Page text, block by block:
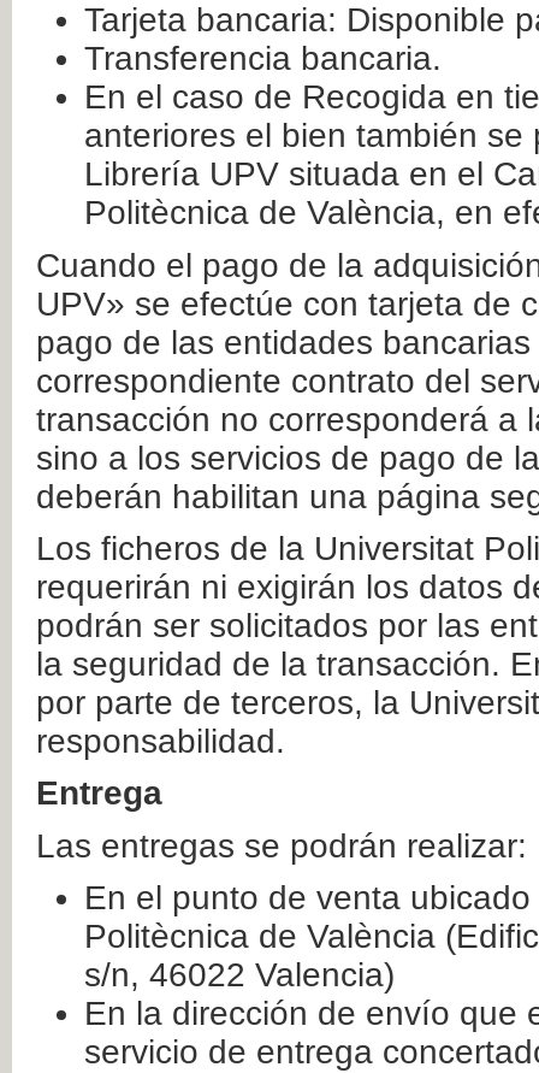
Tarjeta bancaria: Disponible
Transferencia bancaria.
En el caso de Recogida en
anteriores el bien también
Librería UPV situada en el
Politècnica de València, en
Cuando el pago de la
UPV» se efectúe con tarjeta de
pago de las entidades
correspondiente contrato del
transacción no corresponderá a
sino a los servicios de pago de
deberán habilitan una página
Los ficheros de la Universitat
requerirán ni exigirán los datos
podrán ser solicitados por las
la seguridad de la transacción.
por parte de terceros, la
responsabilidad.
Entrega
Las entregas se podrán realizar:
En el punto de venta
Politècnica de València
s/n, 46022 Valencia)
En la dirección de envío que
servicio de entrega